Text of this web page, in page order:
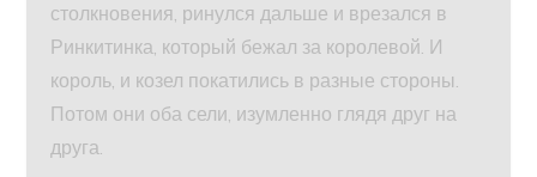
столкновения, ринулся дальше и врезался в
Ринкитинка, который бежал за королевой. И
король, и козел покатились в разные стороны.
Потом они оба сели, изумленно глядя друг на
друга.